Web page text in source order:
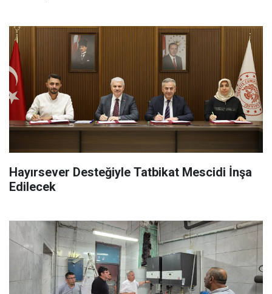
Hayırsever Desteğiyle Tatbikat Mescidi İnşa
Edilecek